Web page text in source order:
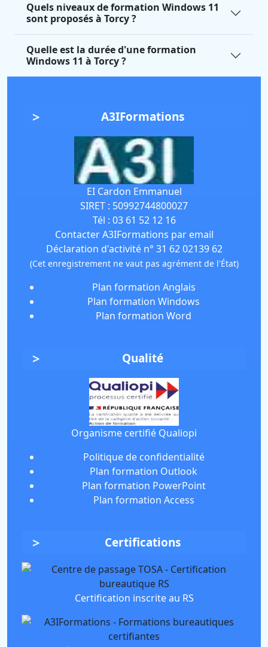
Quels niveaux de formation Windows 11
sont proposés à Torcy ?
Quelle est la durée d'une formation
Windows 11 à Torcy ?
A3IFormations
EI Cardon Emmanuel
SIRET : 50992744800027
Tél : 03 61 52 12 16
Contacter A3IFormations par email
Déclaration d'activité n° 31 62 02139 62
(Cet enregistrement ne vaut pas agrément de l'État)
Plan formation Anglais
Plan formation Windows
Plan formation Word
Qualité
Organisme certifié Qualiopi
Politique de confidentialité
Plan formation Outlook
Plan formation PowerPoint
Plan formation Access
Certifications
Certification inscrite au RS